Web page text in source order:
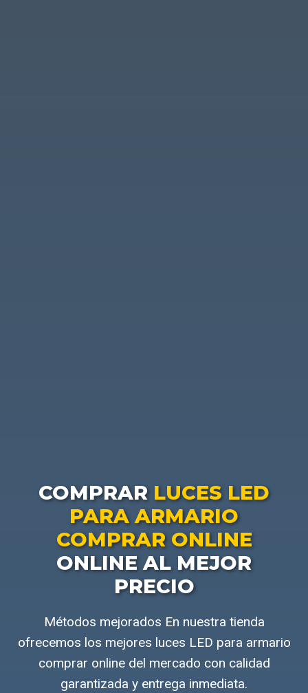
COMPRAR LUCES LED
PARA ARMARIO
COMPRAR ONLINE
ONLINE AL MEJOR
PRECIO
Métodos mejorados En nuestra tienda
ofrecemos los mejores luces LED para armario
comprar online del mercado con calidad
garantizada y entrega inmediata.